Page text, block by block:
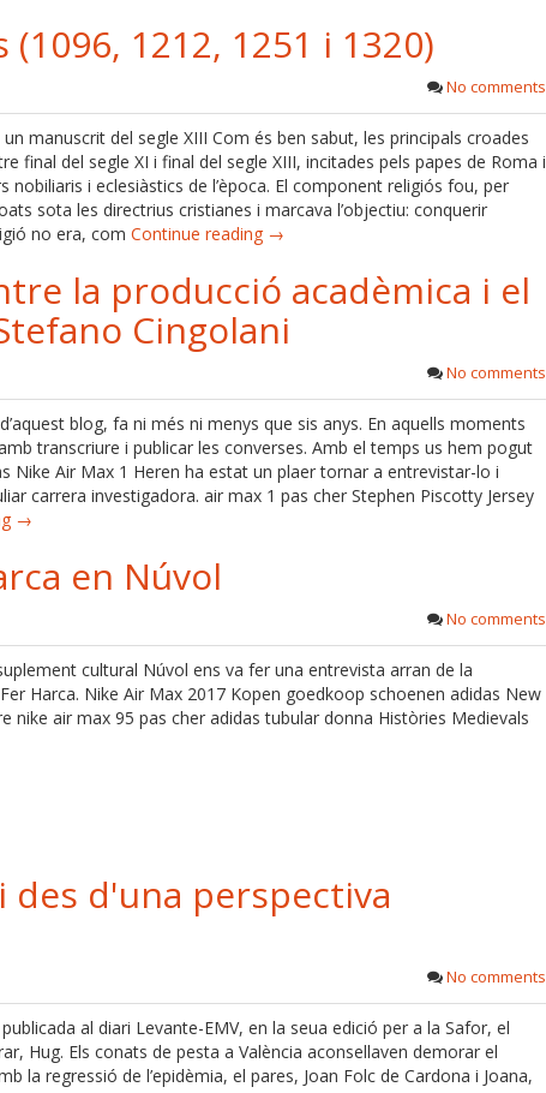
1212, 1251 i 1320)
No comments
manuscrit del segle XIII Com és ben sabut, les principals croades
final del segle XI i final del segle XIII, incitades pels papes de Roma i
nobiliaris i eclesiàstics de l’època. El component religiós fou, per
sota les directrius cristianes i marcava l’objectiu: conquerir
no era, com Continue reading →
la producció acadèmica i el
Cingolani
No comments
blog, fa ni més ni menys que sis anys. En aquells moments
transcriure i publicar les converses. Amb el temps us hem pogut
Nike Air Max 1 Heren ha estat un plaer tornar a entrevistar-lo i
carrera investigadora. air max 1 pas cher Stephen Piscotty Jersey
→
en Núvol
No comments
cultural Núvol ens va fer una entrevista arran de la
Harca. Nike Air Max 2017 Kopen goedkoop schoenen adidas New
nike air max 95 pas cher adidas tubular donna Històries Medievals
d'una perspectiva
No comments
al diari Levante-EMV, en la seua edició per a la Safor, el
Hug. Els conats de pesta a València aconsellaven demorar el
la regressió de l’epidèmia, el pares, Joan Folc de Cardona i Joana,